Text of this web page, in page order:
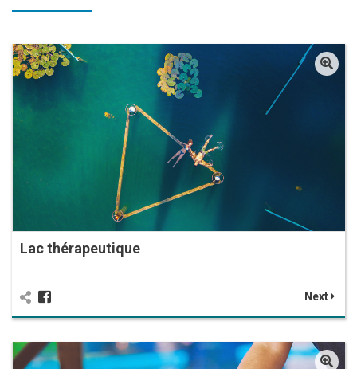
Lac thérapeutique
Next